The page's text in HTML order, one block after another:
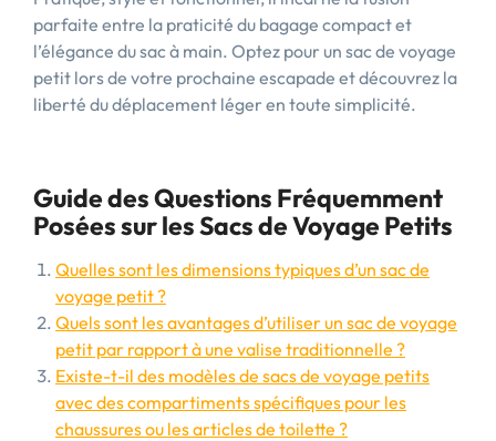
parfaite entre la praticité du bagage compact et
l’élégance du sac à main. Optez pour un sac de voyage
petit lors de votre prochaine escapade et découvrez la
liberté du déplacement léger en toute simplicité.
Guide des Questions Fréquemment
Posées sur les Sacs de Voyage Petits
Quelles sont les dimensions typiques d’un sac de
voyage petit ?
Quels sont les avantages d’utiliser un sac de voyage
petit par rapport à une valise traditionnelle ?
Existe-t-il des modèles de sacs de voyage petits
avec des compartiments spécifiques pour les
chaussures ou les articles de toilette ?